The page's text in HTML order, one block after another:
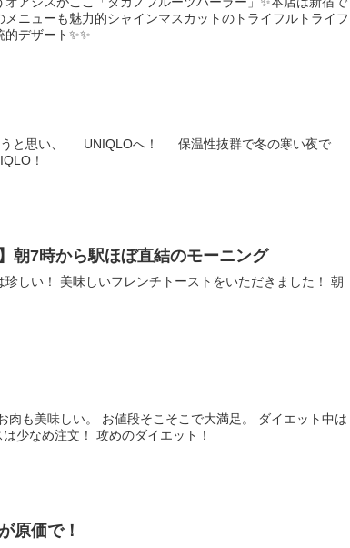
ニューも魅力的シャインマスカットのトライフルトライフ
デザート✨✨
うと思い、 UNIQLOへ！ 保温性抜群で冬の寒い夜で
！
朝7時から駅ほぼ直結のモーニング
しい！ 美味しいフレンチトーストをいただきました！ 朝
肉も美味しい。 お値段そこそこで大満足。 ダイエット中は
少なめ注文！ 攻めのダイエット！
原価で！